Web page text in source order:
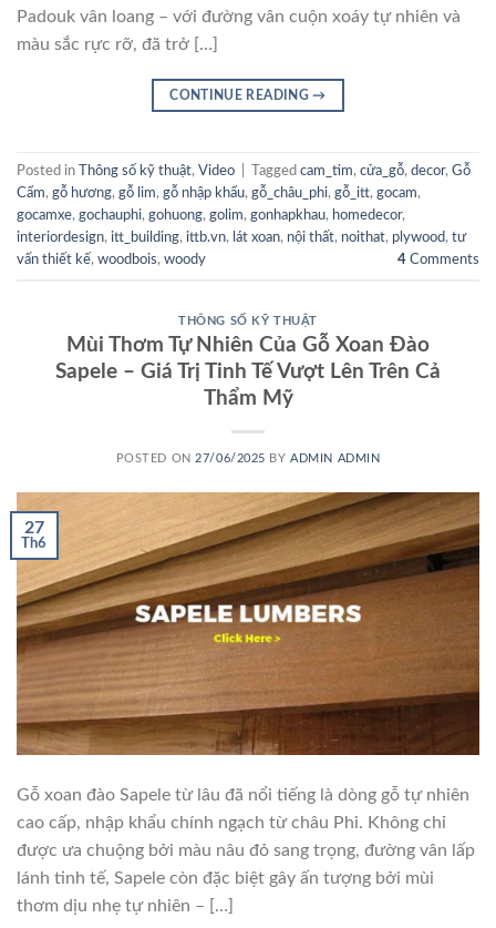
Padouk vân loang – với đường vân cuộn xoáy tự nhiên và
màu sắc rực rỡ, đã trở […]
CONTINUE READING→
Posted in Thông số kỹ thuật, Video Tagged cam_tim, cửa_gỗ, decor, Gỗ
Cẩm, gỗ hương, gỗ lim, gỗ nhập khẩu, gỗ_châu_phi, gỗ_itt, gocam,
gocamxe, gochauphi, gohuong, golim, gonhapkhau, homedecor,
interiordesign, itt_building, ittb.vn, lát xoan, nội thất, noithat, plywood, tư
vấn thiết kế, woodbois, woody 4 Comments
THÔNG SỐ KỸ THUẬT
Mùi Thơm Tự Nhiên Của Gỗ Xoan Đào
Sapele – Giá Trị Tinh Tế Vượt Lên Trên Cả
Thẩm Mỹ
POSTED ON27/06/2025 BYADMIN ADMIN
27
Th6
Gỗ xoan đào Sapele từ lâu đã nổi tiếng là dòng gỗ tự nhiên
cao cấp, nhập khẩu chính ngạch từ châu Phi. Không chỉ
được ưa chuộng bởi màu nâu đỏ sang trọng, đường vân lấp
lánh tinh tế, Sapele còn đặc biệt gây ấn tượng bởi mùi
thơm dịu nhẹ tự nhiên – […]